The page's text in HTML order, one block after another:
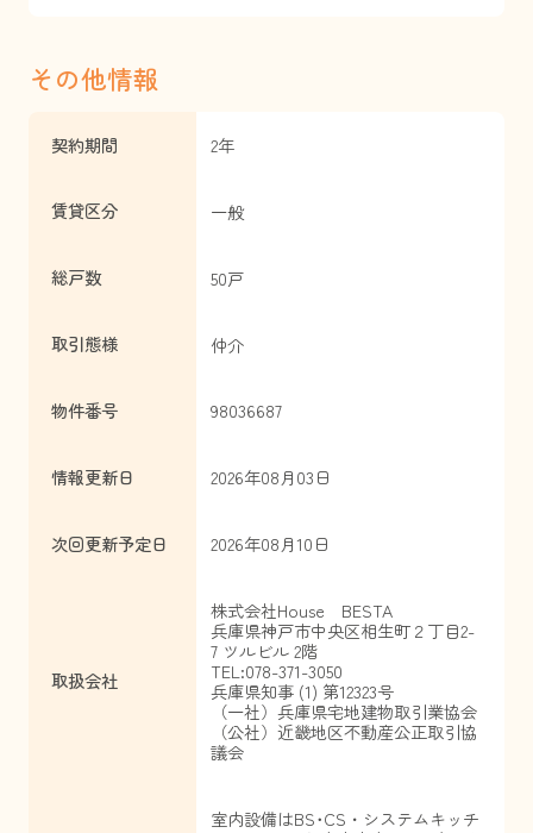
その他情報
契約期間 2年
賃貸区分 一般
総戸数 50戸
取引態様 仲介
物件番号 98036687
情報更新日 2026年08月03日
次回更新予定日 2026年08月10日
取扱会社
株式会社House BESTA
兵庫県神戸市中央区相生町２丁目2-
7 ツルビル 2階
TEL:078-371-3050
兵庫県知事 (1) 第12323号
（一社）兵庫県宅地建物取引業協会
（公社）近畿地区不動産公正取引協
議会
室内設備はBS･CS・システムキッチ